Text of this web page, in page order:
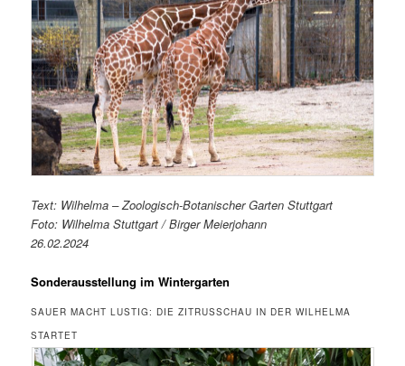
Text: Wilhelma – Zoologisch-Botanischer Garten Stuttgart
Foto: Wilhelma Stuttgart / Birger Meierjohann
26.02.2024
Sonderausstellung im Wintergarten
SAUER MACHT LUSTIG: DIE ZITRUSSCHAU IN DER WILHELMA
STARTET